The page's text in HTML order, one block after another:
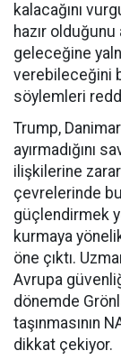
kalacağını
hazır olduğunu
geleceğine
verebileceğini
söylemleri
Trump,
ayırmadığını
ilişkilerine
çevrelerinde bu
güçlendirmek
kurmaya
öne çıktı.
Avrupa
dönemde
taşınmasının
dikkat çekiyor.